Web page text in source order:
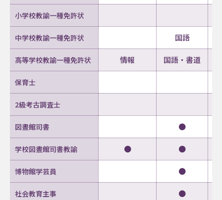
小学校教諭一種免許状
中学校教諭一種免許状 国語
高等学校教諭一種免許状 情報 国語・書道
保育士
2級考古調査士
図晝館司書 ●
学校図晝館司書教諭 ● ●
博物館学芸員 ●
社会教育主事 ●